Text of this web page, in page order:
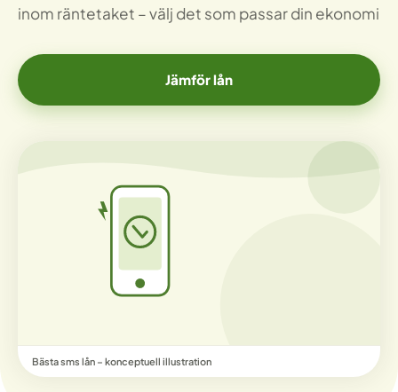
inom räntetaket – välj det som passar din ekonomi
Jämför lån
Bästa sms lån – konceptuell illustration